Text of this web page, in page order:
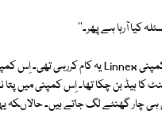
کیا آرہا ہے پھر۔''